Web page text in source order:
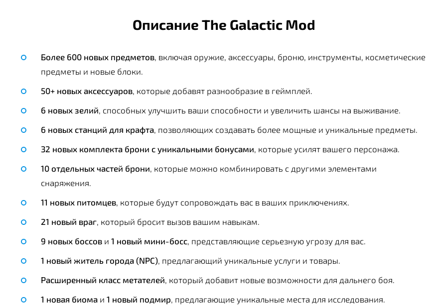
Описание The Galactic Mod
Более 600 новых предметов, включая оружие, аксессуары, броню, инструменты, косметические
предметы и новые блоки.
50+ новых аксессуаров, которые добавят разнообразие в геймплей.
6 новых зелий, способных улучшить ваши способности и увеличить шансы на выживание.
6 новых станций для крафта, позволяющих создавать более мощные и уникальные предметы.
32 новых комплекта брони с уникальными бонусами, которые усилят вашего персонажа.
10 отдельных частей брони, которые можно комбинировать с другими элементами
снаряжения.
11 новых питомцев, которые будут сопровождать вас в ваших приключениях.
21 новый враг, который бросит вызов вашим навыкам.
9 новых боссов и 1 новый мини-босс, представляющие серьезную угрозу для вас.
1 новый житель города (NPC), предлагающий уникальные услуги и товары.
Расширенный класс метателей, который добавит новые возможности для дальнего боя.
1 новая биома и 1 новый подмир, предлагающие уникальные места для исследования.